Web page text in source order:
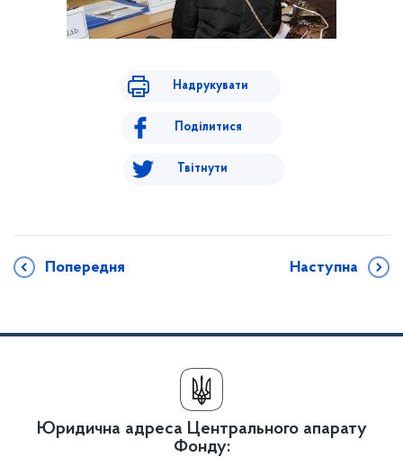
Надрукувати
Поділитися
Твітнути
Попередня Наступна
Юридична адреса Центрального апарату
Фонду: